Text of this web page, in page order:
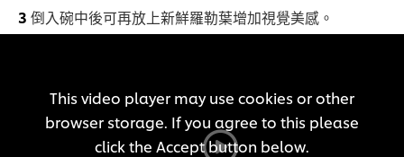
倒入碗中後可再放上新鮮羅勒葉增加視覺美感。
This video player may use cookies or other
browser storage. If you agree to this please
click the Accept button below.